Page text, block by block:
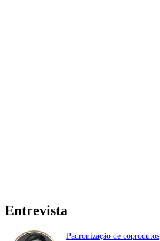
Entrevista
Padronização de coprodutos